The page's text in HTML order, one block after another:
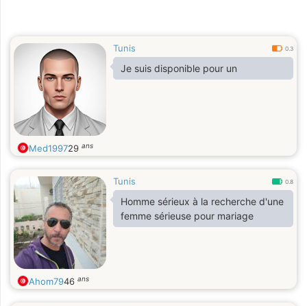
Tunis 0.3
Je suis disponible pour un
Med199729 ans
Tunis 0.8
Homme sérieux à la recherche d'une
femme sérieuse pour mariage
Ahom7946 ans